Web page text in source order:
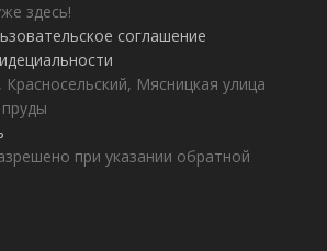
здесь!
соглашение
Мясницкая улица
при указании обратной